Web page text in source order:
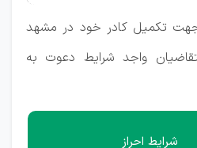
جهت تکمیل کادر خود در مشهد
واجد شرایط دعوت به
شرایط احراز